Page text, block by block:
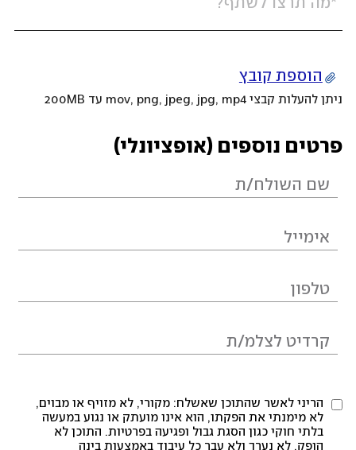
הוספת קובץ
ניתן להעלות קבצי mov, png, jpeg, jpg, mp4 עד 200MB
פרטים נוספים (אופציונלי)
הריני לאשר שהתוכן שאשלח: מקורי, לא מזויף או מבוים,
לא מימנתי את הפקתו, הוא אינו מועתק או נגוע במעשה
בלתי חוקי כגון הסגת גבול ופגיעה בפרטיות. התוכן לא
הופק, לא נערך ולא עבר כל עיבוד באמצעות בינה